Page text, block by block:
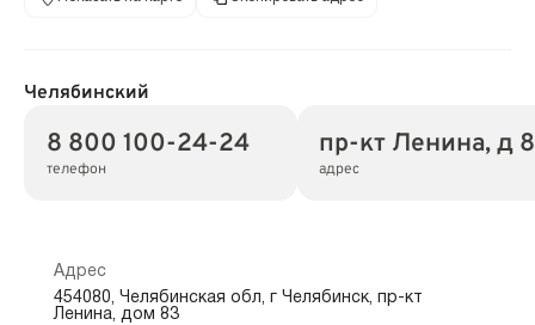
Челябинский
8 800 100-24-24
телефон
пр-кт Ленина, д
адрес
Адрес
454080, Челябинская обл, г Челябинск, пр-кт
Ленина, дом 83